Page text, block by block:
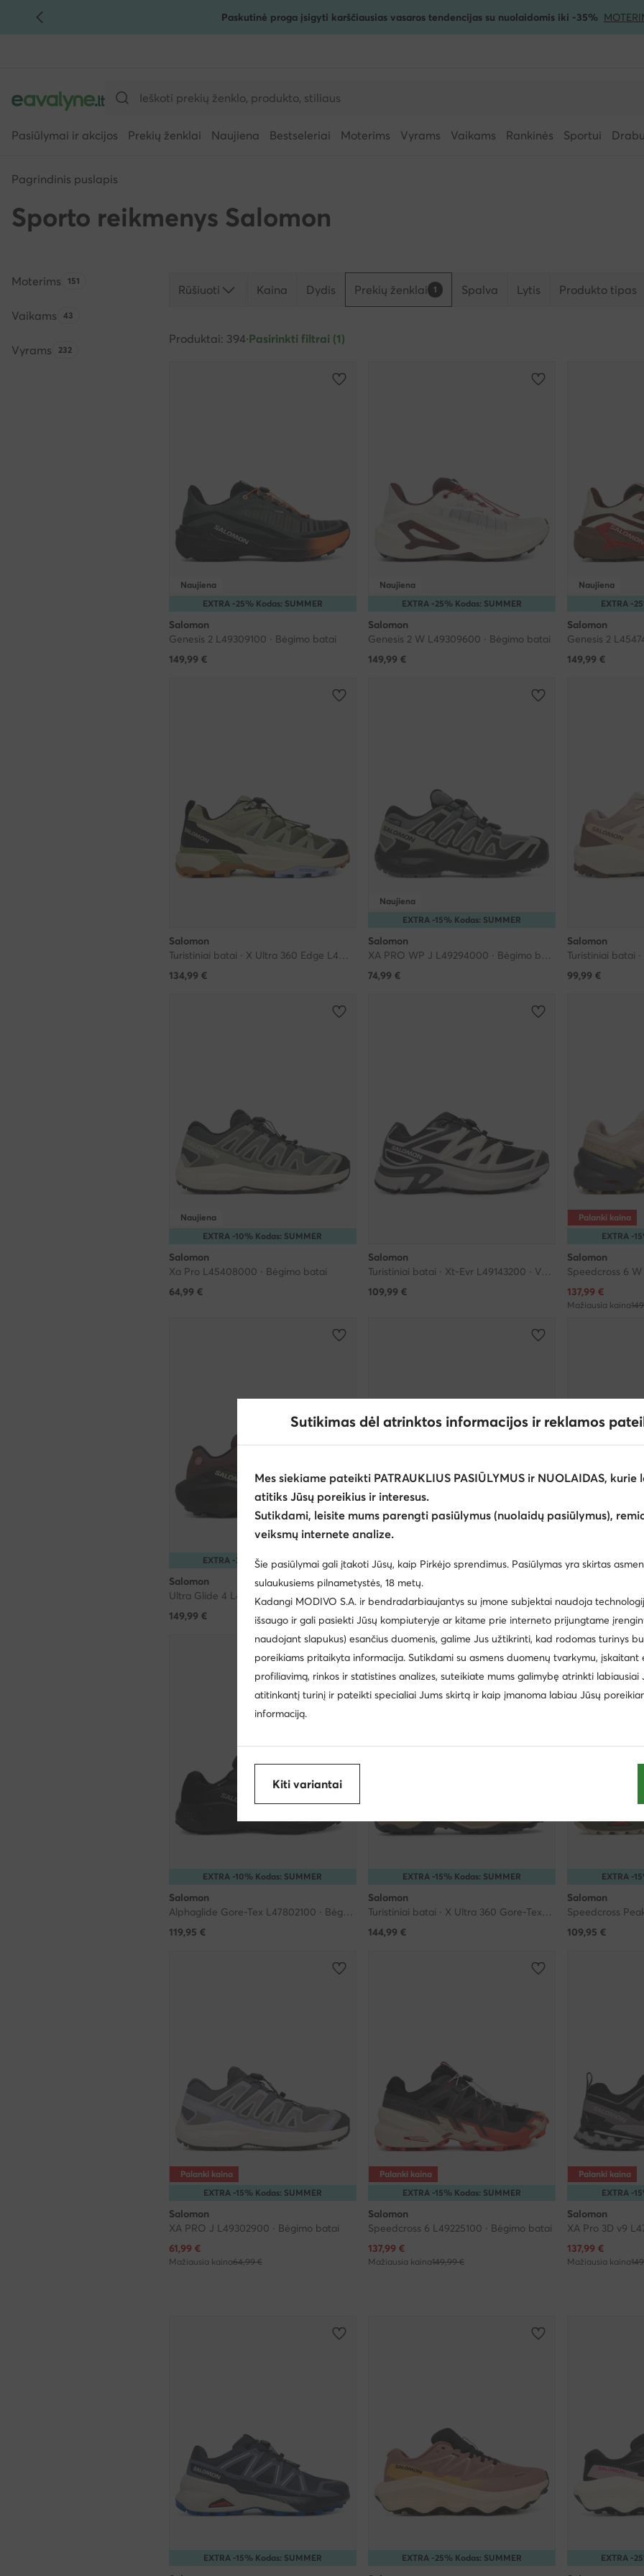
PEREITI PRIE PAGRINDINIO TURINIOPaskutinė proga įsigyti karščiausias vasaros tendencijas su nuolaidomis iki -35%
Pasiūlymai ir akcijos Prekių ženklai Naujiena Bestseleriai Moterims Vyrams Vaikams Rankinės Sportui
Pagrindinis puslapis
Sporto reikmenys Salomon
Moterims Produktų skaičius:
151
Vaikams Produktų skaičius:
43
Vyrams Produktų skaičius:
232
Rūšiuoti Kaina Dydis Prekių ženklai 1 Spalva Lytis Produkto tipas
Produktai: 394·Pasirinkti filtrai (1)
EXTRA -25% Kodas: SUMMER
Naujiena
Salomon
Genesis 2 L49309100 · Bėgimo batai
149,99 €
EXTRA -25% Kodas: SUMMER
Naujiena
Salomon
Genesis 2 W L49309600 · Bėgimo batai
149,99 €
EXTRA -
Naujiena
Salomon
Genesis 2
149,99 €
Salomon
Turistiniai batai · X Ultra 360 Edge L49097300 · Žalia
134,99 €
EXTRA -15% Kodas: SUMMER
Naujiena
Salomon
XA PRO WP J L49294000 · Bėgimo batai
74,99 €
Salomon
99,99 €
EXTRA -10% Kodas: SUMMER
Naujiena
Salomon
Xa Pro L45408000 · Bėgimo batai
64,99 €
Salomon
Turistiniai batai · Xt-Evr L49143200 · Vyšninė
109,99 €
EXTRA -
Palanki kaina
Salomon
Dabartinė kaina
137,99 €
Mažiausia kaina
EXTRA -25% Kodas: SUMMER
Salomon
Ultra Glide 4 L45396100 · Bėgimo batai
149,99 €
EXTRA -10% Kodas: SUMMER
Salomon
Ultra Glide 4 L45396000 · Bėgimo batai
149,99
EXTRA -
Ultra Glide 4
149,99
EXTRA -10% Kodas: SUMMER
Salomon
Alphaglide Gore-Tex L47802100 · Bėgimo batai
119,95 €
EXTRA -15% Kodas: SUMMER
Salomon
Turistiniai batai · X Ultra 360 Gore-Tex L47687000 · Pilka
144,99 €
EXTRA -
Salomon
109,95 €
EXTRA -15% Kodas: SUMMER
Palanki kaina
Salomon
XA PRO J L49302900 · Bėgimo batai
Dabartinė kaina
61,99 €
Mažiausia kaina64,99 €
EXTRA -15% Kodas: SUMMER
Palanki kaina
Salomon
Speedcross 6 L49225100 · Bėgimo batai
Dabartinė kaina
137,99 €
Mažiausia kaina149,99 €
EXTRA -
Palanki kaina
Salomon
XA Pro 3D v9
Dabartinė kaina
137,99 €
Mažiausia kaina
EXTRA -15% Kodas: SUMMER EXTRA -25% Kodas: SUMMER EXTRA -
Sutikimas dėl atrinktos informacijos ir reklamos
Mes siekiame pateikti PATRAUKLIUS PASIŪLYMUS ir NUOLAIDAS, kurie
atitiks Jūsų poreikius ir interesus.
Sutikdami, leisite mums parengti pasiūlymus (nuolaidų pasiūlymus),
veiksmų internete analize.
Šie pasiūlymai gali įtakoti Jūsų, kaip Pirkėjo sprendimus. Pasiūlymas yra skirtas
sulaukusiems pilnametystės, 18 metų.
Kadangi MODIVO S.A. ir bendradarbiaujantys su įmone subjektai naudoja
išsaugo ir gali pasiekti Jūsų kompiuteryje ar kitame prie interneto prijungtame
naudojant slapukus) esančius duomenis, galime Jus užtikrinti, kad rodomas turinys
poreikiams pritaikyta informacija. Sutikdami su asmens duomenų tvarkymu, įskaitant
profiliavimą, rinkos ir statistines analizes, suteikiate mums galimybę atrinkti labiausiai
atitinkantį turinį ir pateikti specialiai Jums skirtą ir kaip įmanoma labiau Jūsų
informaciją.
Kiti variantai